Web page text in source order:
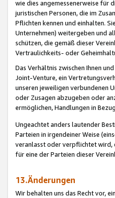
wie dies angemessenerweise für
juristischen Personen, die im
Pflichten kennen und einhalten.
Unternehmen) weitergeben und
schützen, die gemäß dieser
Vertraulichkeits- oder
Das Verhältnis zwischen Ihnen
Joint-Venture, ein
unseren jeweiligen verbundenen
oder Zusagen abzugeben oder
ermöglichen, Handlungen in
Ungeachtet anders lautender
Parteien in irgendeiner Weise
veranlasst oder verpflichtet wird,
für eine der Parteien dieser
13.Änderungen
Wir behalten uns das Recht vor,